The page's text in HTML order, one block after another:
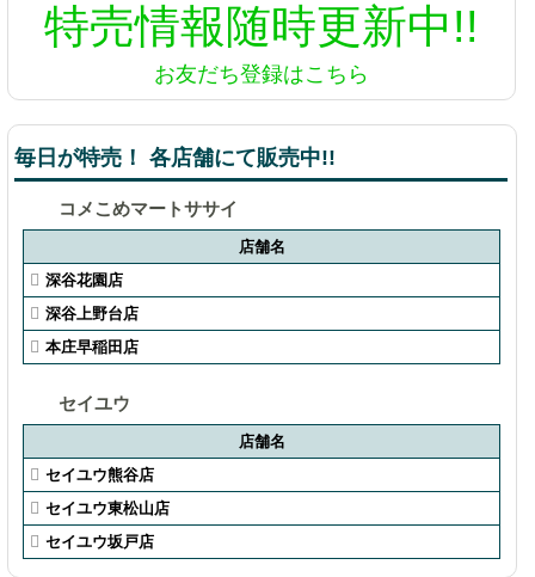
特売情報随時更新中!!
お友だち登録はこちら
毎日が特売！ 各店舗にて販売中!!
コメこめマートササイ
店舗名
深谷花園店
深谷上野台店
本庄早稲田店
セイユウ
店舗名
セイユウ熊谷店
セイユウ東松山店
セイユウ坂戸店